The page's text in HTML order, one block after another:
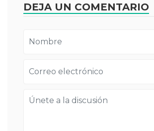
DEJA UN COMENTARIO